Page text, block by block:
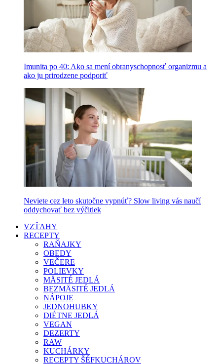
Imunita po 40: Ako sa mení obranyschopnosť organizmu a
ako ju prirodzene podporiť
Neviete cez leto skutočne vypnúť? Slow living vás naučí
oddychovať bez výčitiek
VZŤAHY
RECEPTY
RAŇAJKY
OBEDY
VEČERE
POLIEVKY
MÄSITÉ JEDLÁ
BEZMÄSITÉ JEDLÁ
NÁPOJE
JEDNOHUBKY
DIÉTNE JEDLÁ
VEGAN
DEZERTY
RAW
KUCHÁRKY
RECEPTY ŠÉFKUCHÁROV